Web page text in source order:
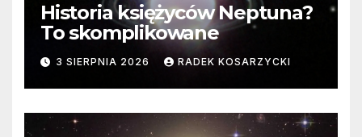
Historia księżyców Neptuna?
To skomplikowane
3 SIERPNIA 2026 RADEK KOSARZYCKI